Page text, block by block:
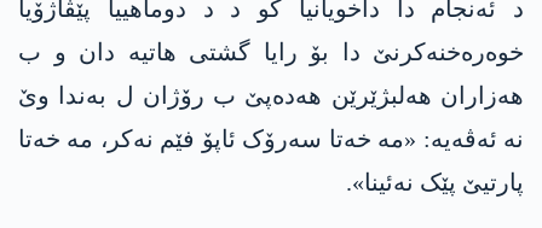
د ئەنجام دا داخویانیا کو د د دوماهییا پێڤاژۆیا
خوەرەخنەکرنێ دا بۆ رایا گشتی هاتیه‌ دان و ب
هەزاران هه‌لبژێرێن هه‌ده‌پێ ب رۆژان ل بەندا وێ
نە ئەڤەیه‌: «مە خەتا سەرۆک ئاپۆ فێم نەکر، مە خەتا
پارتیێ پێک نه‌ئینا».